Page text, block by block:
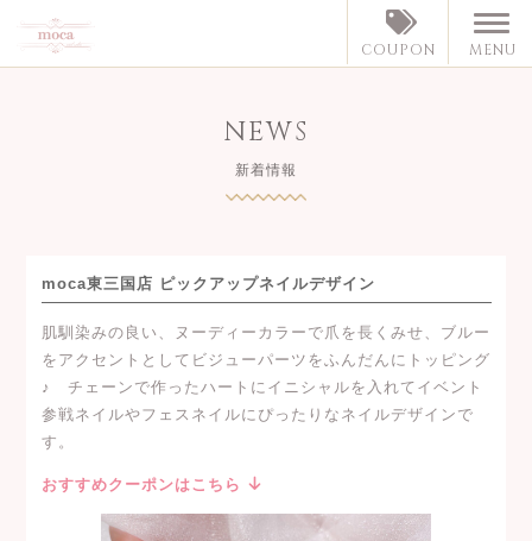
COUPON MENU
NEWS
新着情報
moca東三国店 ピックアップネイルデザイン
肌馴染みの良い、ヌーディーカラーで爪を長くみせ、ブルー
をアクセントとしてビジューパーツをふんだんにトッピング
♪ チェーンで作ったハートにイニシャルを入れてイベント
参戦ネイルやフェスネイルにぴったりなネイルデザインで
す。
おすすめクーポンはこちら